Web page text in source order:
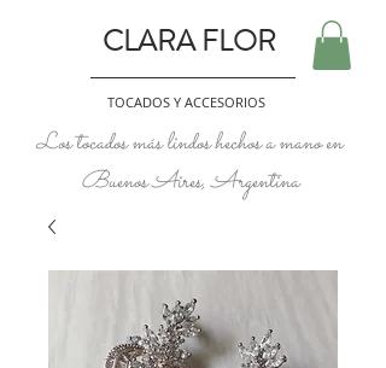
CLARA FLOR
TOCADOS Y ACCESORIOS
Los tocados más lindos hechos a mano en
Buenos Aires, Argentina